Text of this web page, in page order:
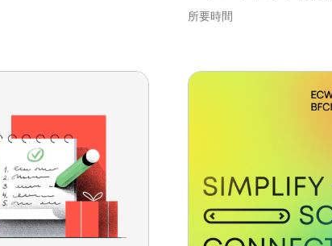
所要時間